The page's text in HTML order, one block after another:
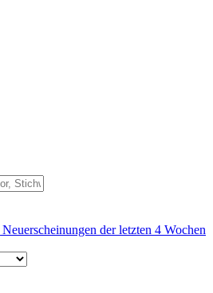
Neuerscheinungen der letzten 4 Wochen